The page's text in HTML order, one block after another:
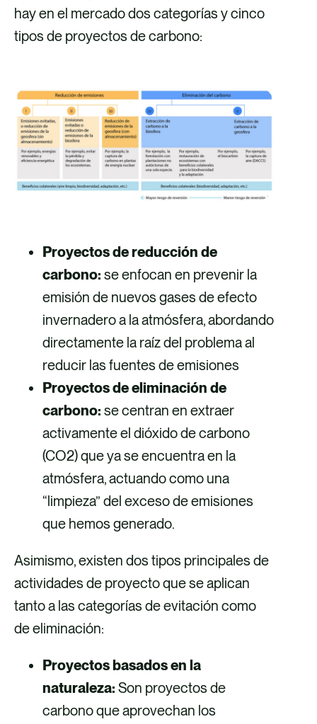
hay en el mercado dos categorías y cinco
tipos de proyectos de carbono:
Proyectos de reducción de
carbono: se enfocan en prevenir la
emisión de nuevos gases de efecto
invernadero a la atmósfera, abordando
directamente la raíz del problema al
reducir las fuentes de emisiones
Proyectos de eliminación de
carbono: se centran en extraer
activamente el dióxido de carbono
(CO2) que ya se encuentra en la
atmósfera, actuando como una
“limpieza” del exceso de emisiones
que hemos generado.
Asimismo, existen dos tipos principales de
actividades de proyecto que se aplican
tanto a las categorías de evitación como
de eliminación:
Proyectos basados en la
naturaleza: Son proyectos de
carbono que aprovechan los